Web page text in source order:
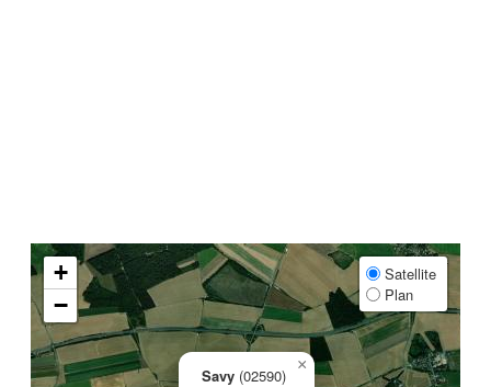
Savy (02590)
×
+
−
Satellite
Plan